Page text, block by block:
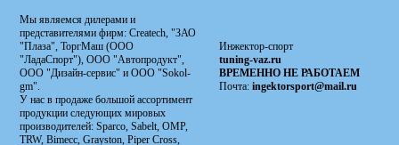
Мы являемся дилерами и
представителями фирм: Сreatech, "ЗАО
"Плаза", ТоргМаш (ООО
"ЛадаСпорт"), ООО "Автопродукт",
ООО "Дизайн-сервис" и ООО "Sokol-
gm".
У нас в продаже большой ассортимент
продукции следующих мировых
производителей: Sparco, Sabelt, OMP,
TRW, Bimecc, Grayston, Piper Cross,
Инжектор-спорт
tuning-vaz.ru
ВРЕМЕННО НЕ РАБОТАЕМ
Почта:ingektorsport@mail.ru